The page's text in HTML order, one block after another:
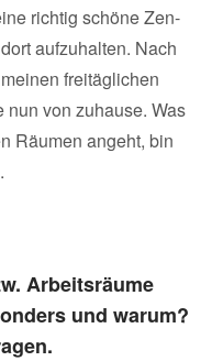
richtig schöne Zen-
aufzuhalten. Nach
freitäglichen
von zuhause. Was
Räumen angeht, bin
Arbeitsräume
und warum?